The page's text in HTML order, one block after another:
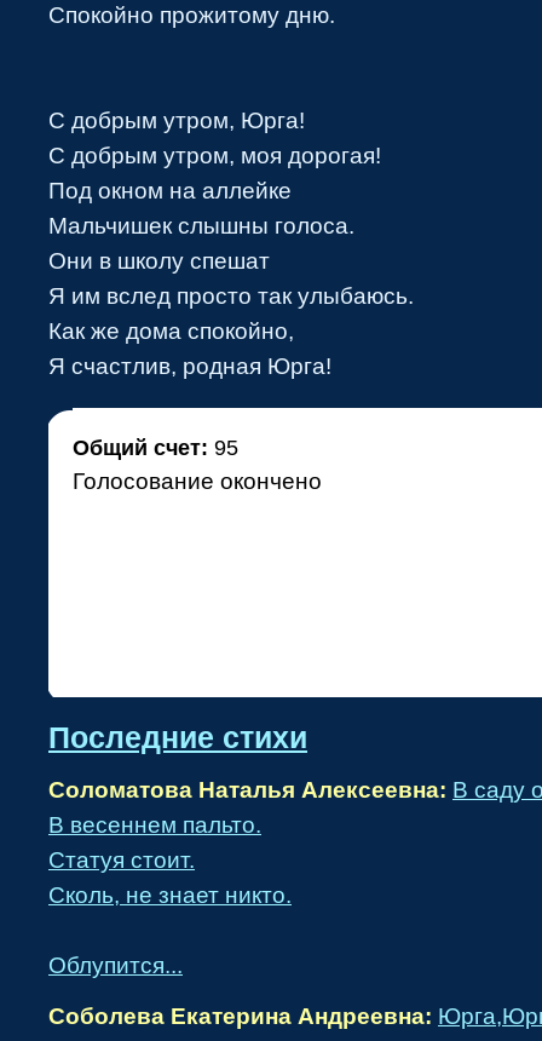
Спокойно прожитому дню.
С добрым утром, Юрга!
С добрым утром, моя дорогая!
Под окном на аллейке
Мальчишек слышны голоса.
Они в школу спешат
Я им вслед просто так улыбаюсь.
Как же дома спокойно,
Я счастлив, родная Юрга!
•
Общий счет: 95
Голосование окончено
•
Последние стихи
Соломатова Наталья Алексеевна: В саду
В весеннем пальто.
Статуя стоит.
Сколь, не знает никто.
Облупится...
Соболева Екатерина Андреевна: